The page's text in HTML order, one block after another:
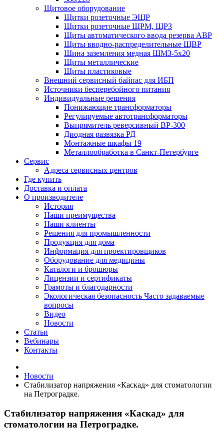
Щитовое оборудование
Щитки розеточные ЭЩР
Щитки розеточные ЩРМ, ЩРЗ
Щиты автоматического ввода резерва АВР
Щиты вводно-распределительные ЩВР
Шина заземления медная ШМЗ-5х20
Щиты металлические
Щиты пластиковые
Внешний сервисный байпас для ИБП
Источники бесперебойного питания
Индивидуальные решения
Понижающие трансформаторы
Регулируемые автотрансформаторы
Выпрямитель реверсивный ВР-300
Диодная развязка РД
Монтажные шкафы 19
Металлообработка в Санкт-Петербурге
Сервис
Адреса сервисных центров
Где купить
Доставка и оплата
О производителе
История
Наши преимущества
Наши клиенты
Решения для промышленности
Продукция для дома
Информация для проектировщиков
Оборудование для медицины
Каталоги и брошюры
Лицензии и сертификаты
Грамоты и благодарности
Экологическая безопасность Часто задаваемые
вопросы
Видео
Новости
Статьи
Вебинары
Контакты
Новости
Стабилизатор напряжения «Каскад» для стоматологии
на Петроградке.
Стабилизатор напряжения «Каскад» для
стоматологии на Петроградке.